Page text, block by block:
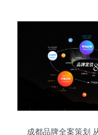
成都品牌全案策划